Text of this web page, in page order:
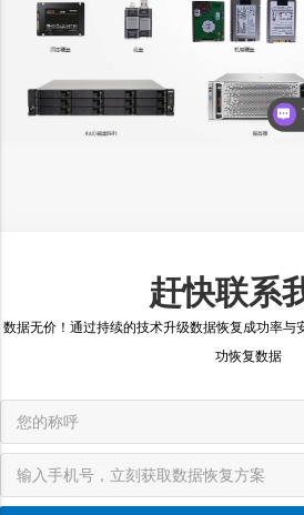
赶快联系
数据无价！通过持续的技术升级数据恢复成功率
功恢复数据